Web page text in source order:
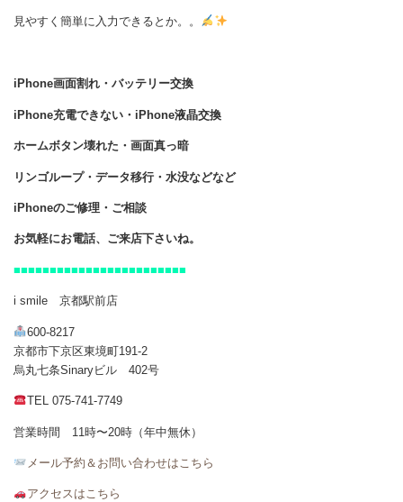
見やすく簡単に入力できるとか。。
iPhone画面割れ・バッテリー交換
iPhone充電できない・iPhone液晶交換
ホームボタン壊れた・画面真っ暗
リンゴループ・データ移行・水没などなど
iPhoneのご修理・ご相談
お気軽にお電話、ご来店下さいね。
■■■■■■■■■■■■■■■■■■■■■■■■
i smile 京都駅前店
600-8217
京都市下京区東境町191-2
烏丸七条Sinaryビル 402号
TEL 075-741-7749
営業時間 11時〜20時（年中無休）
メール予約＆お問い合わせはこちら
アクセスはこちら